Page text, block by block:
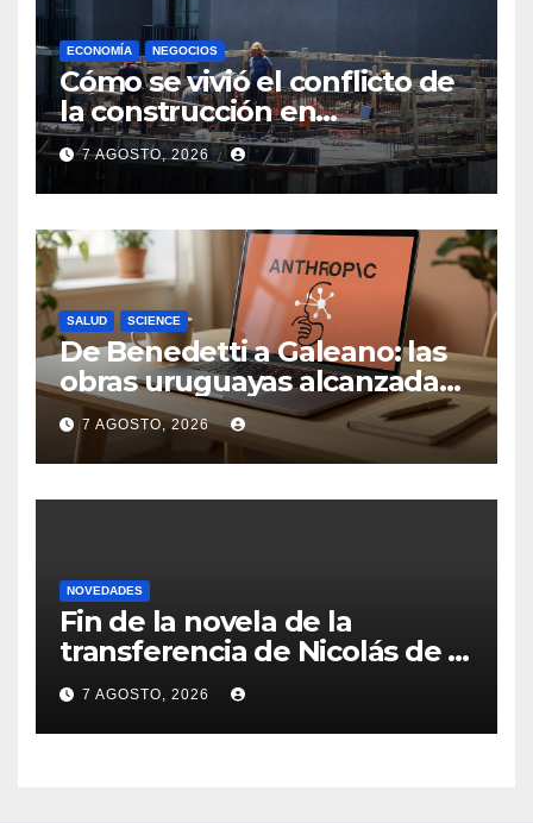
ECONOMÍA NEGOCIOS
Cómo se vivió el conflicto de
la construcción en
Maldonado, un
departamento donde el
sector tiene sus
particularidades
7 AGOSTO, 2026
SALUD SCIENCE
De Benedetti a Galeano: las
obras uruguayas alcanzadas
por la demanda colectiva de
US$ 1.500 millones contra
Anthropic
7 AGOSTO, 2026
NOVEDADES
Fin de la novela de la
transferencia de Nicolás de la
Cruz a Peñarol: “La operación
no se podrá concretar en
este momento”
7 AGOSTO, 2026